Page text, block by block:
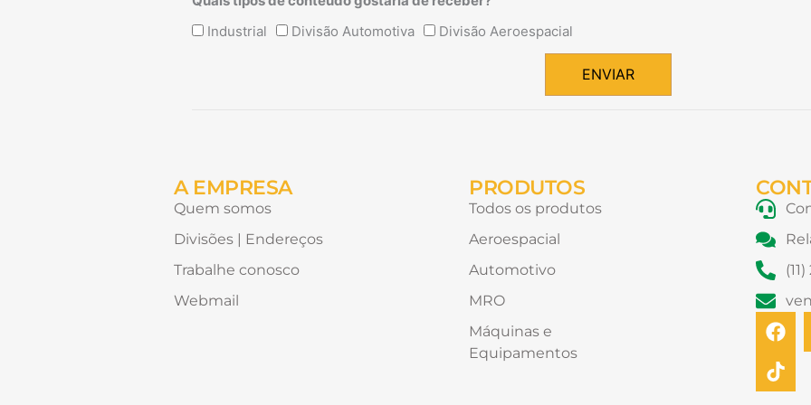
QuaisIndustrial Divisão Automotiva Divisão Aeroespacial
ENVIAR
A EMPRESA
Quem somos
Divisões | Endereços
Trabalhe conosco
Webmail
PRODUTOS
Todos os produtos
Aeroespacial
Automotivo
MRO
Máquinas e
Equipamentos
F
a
c
e
T
i
k
t